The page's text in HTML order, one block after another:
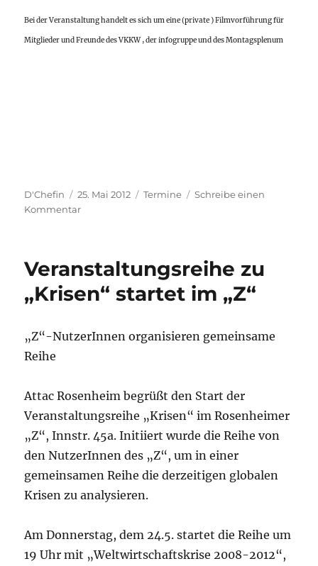
Bei der Veranstaltung handelt es sich um eine (private ) Filmvorführung für
Mitglieder und Freunde des VKKW , der infogruppe und des Montagsplenum
Autor
D'Chefin
Veröffentlicht
am
25. Mai 2012 Kategorien
Termine
Schreibe einen
Kommentarzu
19:00
|
Hiroshima“
Veranstaltungsreihe zu
„Krisen“ startet im „Z“
„Z“-NutzerInnen organisieren gemeinsame
Reihe
Attac Rosenheim begrüßt den Start der
Veranstaltungsreihe „Krisen“ im Rosenheimer
„Z“, Innstr. 45a. Initiiert wurde die Reihe von
den NutzerInnen des „Z“, um in einer
gemeinsamen Reihe die derzeitigen globalen
Krisen zu analysieren.
Am Donnerstag, dem 24.5. startet die Reihe um
19 Uhr mit „Weltwirtschaftskrise 2008-2012“,